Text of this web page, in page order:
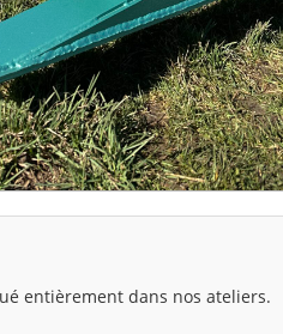
entièrement dans nos ateliers.